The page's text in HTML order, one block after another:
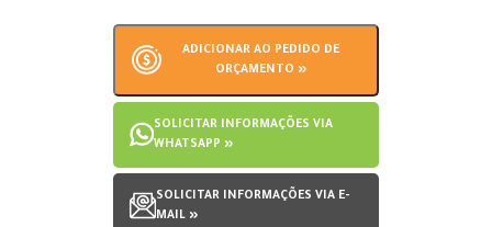
ADICIONAR AO PEDIDO DE
ORÇAMENTO »
SOLICITAR INFORMAÇÕES VIA
WHATSAPP »
SOLICITAR INFORMAÇÕES VIA E-
MAIL »